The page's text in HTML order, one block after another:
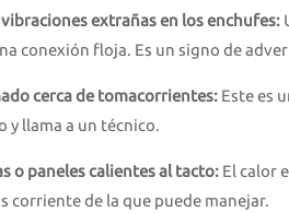
extrañas en los enchufes:
conexión floja. Es un signo de
cerca de tomacorrientes: Este es
y llama a un técnico.
o paneles calientes al tacto: El calor
corriente de la que puede manejar.